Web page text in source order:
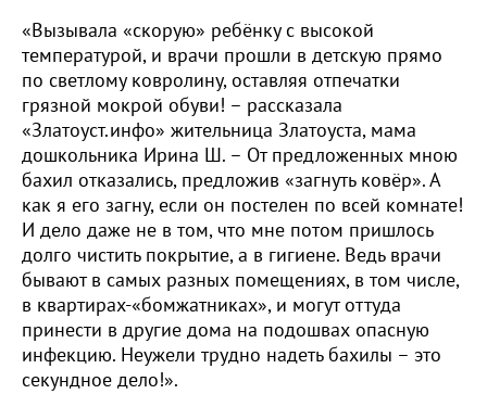
«Вызывала «скорую» ребёнку с высокой
температурой, и врачи прошли в детскую прямо
по светлому ковролину, оставляя отпечатки
грязной мокрой обуви! – рассказала
«Златоуст.инфо» жительница Златоуста, мама
дошкольника Ирина Ш. – От предложенных мною
бахил отказались, предложив «загнуть ковёр». А
как я его загну, если он постелен по всей комнате!
И дело даже не в том, что мне потом пришлось
долго чистить покрытие, а в гигиене. Ведь врачи
бывают в самых разных помещениях, в том числе,
в квартирах-«бомжатниках», и могут оттуда
принести в другие дома на подошвах опасную
инфекцию. Неужели трудно надеть бахилы – это
секундное дело!».